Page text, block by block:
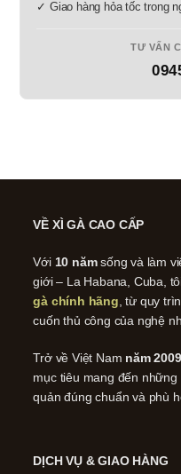
✓ Giao hàng hỏa tốc trong
TƯ VẤN
VỀ XÌ GÀ CAO CẤP
Với 10 nămsống và làm
giới – La Habana, Cuba,
gà chính hãng, từ quy
cuốn thủ công của nghệ
Trở về Việt Nam năm 2009
mục tiêu mang đến
quản đúng chuẩn và phù
DỊCH VỤ & GIAO HÀNG